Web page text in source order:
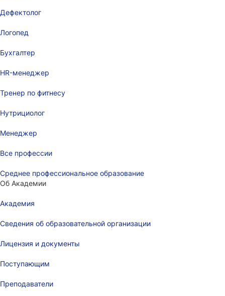
Дефектолог
Логопед
Бухгалтер
HR-менеджер
Тренер по фитнесу
Нутрициолог
Менеджер
Все профессии
Среднее профессиональное образование
Об Академии
Академия
Сведения об образовательной организации
Лицензия и документы
Поступающим
Преподаватели